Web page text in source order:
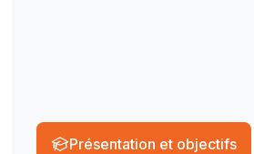
Présentation et objectifs